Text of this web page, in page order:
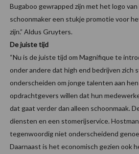
Bugaboo gewrapped zijn met het logo
schoonmaker een stukje promotie voor
zijn.” Aldus Gruyters.
De juiste tijd
“Nu is de juiste tijd om Magnifique te
onder andere dat high end bedrijven zich
onderscheiden om jonge talenten aan
opdrachtgevers willen dat hun
dat gaat verder dan alleen schoonmaak.
diensten en een stomerijservice.
tegenwoordig niet onderscheidend
Daarnaast is het economisch gezien ook